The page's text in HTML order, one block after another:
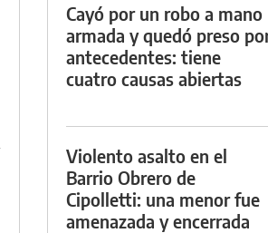
Cayó por un robo a mano
armada y quedó preso
antecedentes: tiene
cuatro causas abiertas
Violento asalto en el
Barrio Obrero de
Cipolletti: una menor fue
amenazada y encerrada